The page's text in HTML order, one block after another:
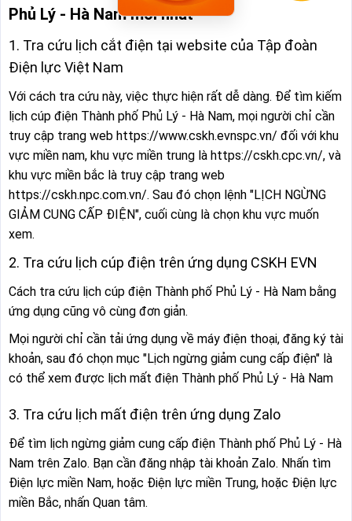
Phủ Lý - Hà Nam mới nhất
1. Tra cứu lịch cắt điện tại website của Tập đoàn
Điện lực Việt Nam
Với cách tra cứu này, việc thực hiện rất dễ dàng. Để tìm kiếm
lịch cúp điện Thành phố Phủ Lý - Hà Nam, mọi người chỉ cần
truy cập trang web https://www.cskh.evnspc.vn/ đối với khu
vực miền nam, khu vực miền trung là https://cskh.cpc.vn/, và
khu vực miền bắc là truy cập trang web
https://cskh.npc.com.vn/. Sau đó chọn lệnh "LỊCH NGỪNG
GIẢM CUNG CẤP ĐIỆN", cuối cùng là chọn khu vực muốn
xem.
2. Tra cứu lịch cúp điện trên ứng dụng CSKH EVN
Cách tra cứu lịch cúp điện Thành phố Phủ Lý - Hà Nam bằng
ứng dụng cũng vô cùng đơn giản.
Mọi người chỉ cần tải ứng dụng về máy điện thoại, đăng ký tài
khoản, sau đó chọn mục "Lịch ngừng giảm cung cấp điện" là
có thể xem được lịch mất điện Thành phố Phủ Lý - Hà Nam
3. Tra cứu lịch mất điện trên ứng dụng Zalo
Để tìm lịch ngừng giảm cung cấp điện Thành phố Phủ Lý - Hà
Nam trên Zalo. Bạn cần đăng nhập tài khoản Zalo. Nhấn tìm
Điện lực miền Nam, hoặc Điện lực miền Trung, hoặc Điện lực
miền Bắc, nhấn Quan tâm.